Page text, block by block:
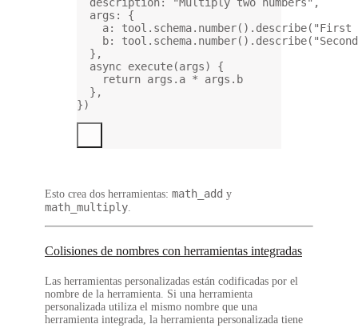
args: {
a: tool.schema. number(). describe( "First
b: tool.schema. number(). describe(
},
async execute(args) {
return args.a * args.b
},
})
Esto crea dos herramientas: math_add y
math_multiply
Colisiones de nombres con herramientas integradas
Las herramientas personalizadas están codificadas por el
nombre de la herramienta. Si una herramienta
personalizada utiliza el mismo nombre que una
herramienta integrada, la herramienta personalizada tiene